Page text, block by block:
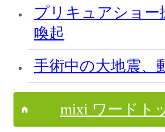
プリキュアショー
喚起
手術中の大地震、
mixi ワードト